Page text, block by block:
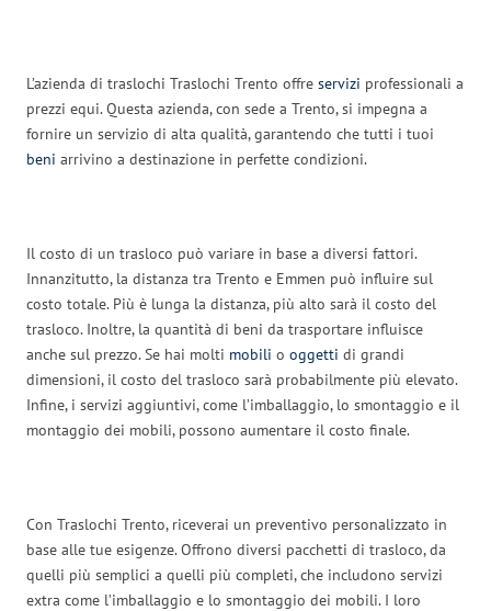
L’azienda di traslochi Traslochi Trento offre servizi professionali a
prezzi equi. Questa azienda, con sede a Trento, si impegna a
fornire un servizio di alta qualità, garantendo che tutti i tuoi
beni arrivino a destinazione in perfette condizioni.
Il costo di un trasloco può variare in base a diversi fattori.
Innanzitutto, la distanza tra Trento e Emmen può influire sul
costo totale. Più è lunga la distanza, più alto sarà il costo del
trasloco. Inoltre, la quantità di beni da trasportare influisce
anche sul prezzo. Se hai molti mobili o oggetti di grandi
dimensioni, il costo del trasloco sarà probabilmente più elevato.
Infine, i servizi aggiuntivi, come l’imballaggio, lo smontaggio e il
montaggio dei mobili, possono aumentare il costo finale.
Con Traslochi Trento, riceverai un preventivo personalizzato in
base alle tue esigenze. Offrono diversi pacchetti di trasloco, da
quelli più semplici a quelli più completi, che includono servizi
extra come l’imballaggio e lo smontaggio dei mobili. I loro